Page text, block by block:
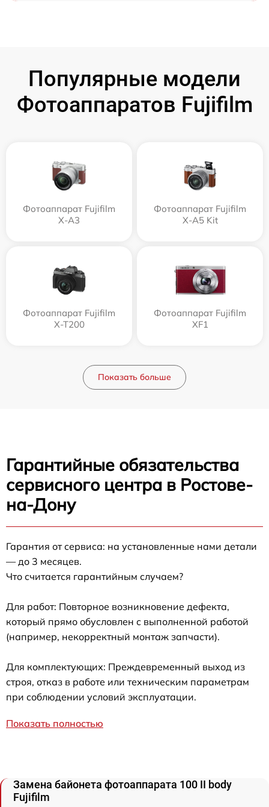
Популярные модели
Фотоаппаратов Fujifilm
Фотоаппарат Fujifilm
X-A3
Фотоаппарат Fujifilm
X-A5 Kit
Фотоаппарат Fujifilm
X-T200
Фотоаппарат Fujifilm
XF1
Показать больше
Гарантийные обязательства
сервисного центра в Ростове-
на-Дону
Гарантия от сервиса: на установленные нами детали
— до 3 месяцев.
Что считается гарантийным случаем?
Для работ: Повторное возникновение дефекта,
который прямо обусловлен с выполненной работой
(например, некорректный монтаж запчасти).
Для комплектующих: Преждевременный выход из
строя, отказ в работе или техническим параметрам
при соблюдении условий эксплуатации.
Показать полностью
Замена байонета фотоаппарата 100 II body
Fujifilm